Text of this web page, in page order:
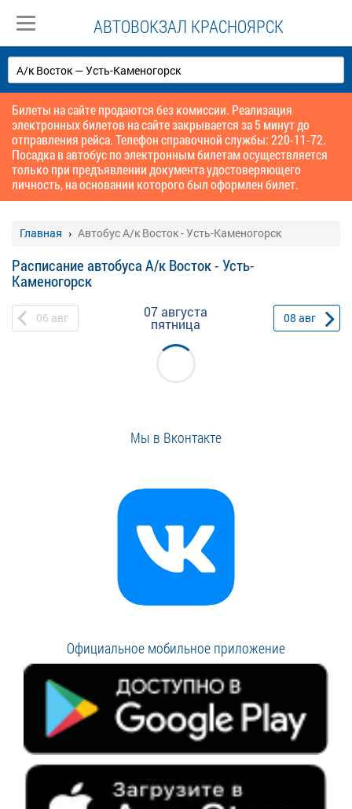
АВТОВОКЗАЛ КРАСНОЯРСК
Билеты на сайте продаются без комиссии. Реализация
электронных билетов на сайте закрывается за 5 минут до
отправления рейса. Телефон справочной службы: 220-11-72.
Посадка в автобус по электронным билетам осуществляется
только при предъявлении документа удостоверяющего
личность, на основании которого был оформлен билет.
Главная Автобус А/к Восток - Усть-Каменогорск
Расписание автобуса А/к Восток - Усть-
Каменогорск
06 авг 07 августа
пятница 08 авг
Мы в Вконтакте
Официальное мобильное приложение